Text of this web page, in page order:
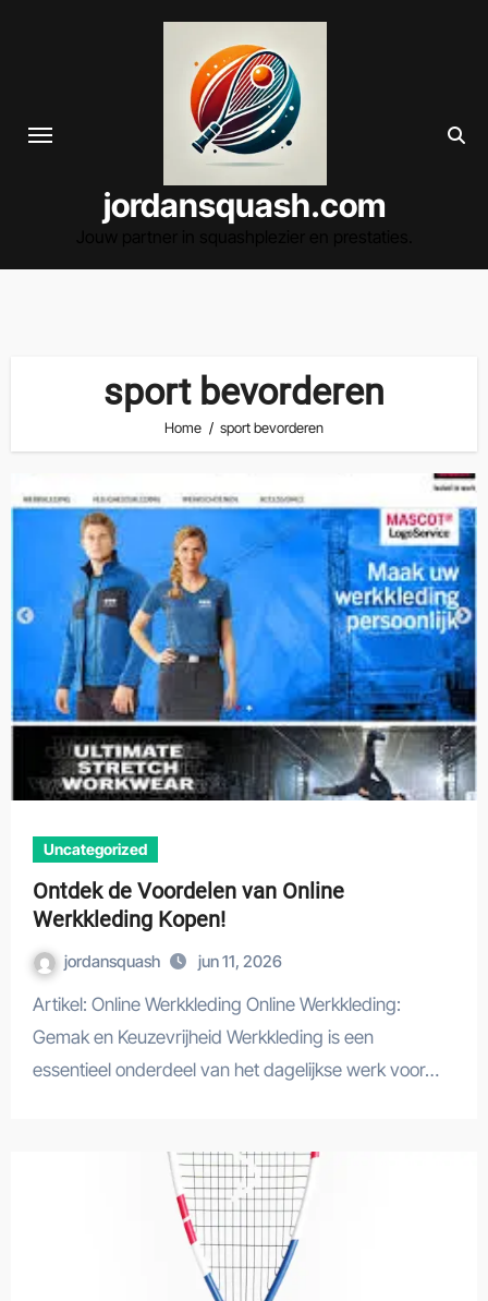
jordansquash.com
sport bevorderen
Home sport bevorderen
Uncategorized
Ontdek de Voordelen van Online
Werkkleding Kopen!
jordansquash jun 11, 2026
Artikel: Online Werkkleding Online Werkkleding:
Gemak en Keuzevrijheid Werkkleding is een
essentieel onderdeel van het dagelijkse werk voor…